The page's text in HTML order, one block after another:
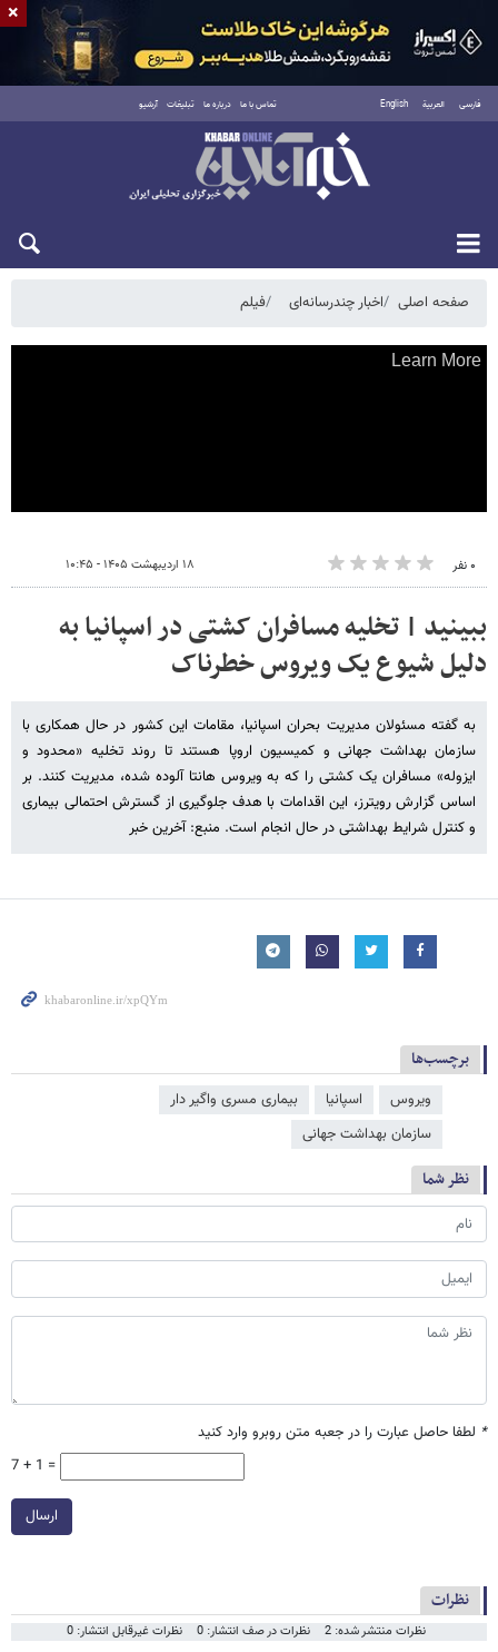
فارسی العربية English تماس با ما درباره ما تبلیغات آرشیو
شنبه ۱۷ مرداد ۱۴۰۵
صفحه اصلی اخبار چندرسانه‌ای فیلم
۰ نفر ۱۸ اردیبهشت ۱۴۰۵ - ۱۰:۴۵
ببینید | تخلیه مسافران کشتی در اسپانیا به
دلیل شیوع یک ویروس خطرناک
به گفته مسئولان مدیریت بحران اسپانیا، مقامات این کشور در حال همکاری با
سازمان بهداشت جهانی و کمیسیون اروپا هستند تا روند تخلیه «محدود و
ایزوله» مسافران یک کشتی را که به ویروس هانتا آلوده شده، مدیریت کنند. بر
اساس گزارش رویترز، این اقدامات با هدف جلوگیری از گسترش احتمالی بیماری
و کنترل شرایط بهداشتی در حال انجام است. منبع: آخرین خبر
برچسب‌ها
ویروس اسپانیا
بیماری مسری واگیر دار
سازمان بهداشت جهانی
نظر شما
* لطفا حاصل عبارت را در جعبه متن روبرو وارد کنید
7 + 1 =
ارسال
نظرات
نظرات منتشر شده: 2 نظرات در صف انتشار: 0 نظرات غیرقابل انتشار: 0
×